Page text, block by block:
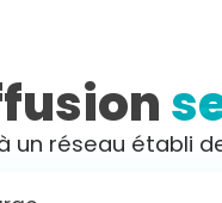
un réseau établi